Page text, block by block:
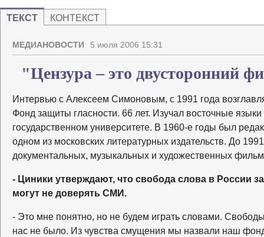
ТЕКСТ КОНТЕКСТ
МЕДИАНОВОСТИ 5 июля 2006 15:31
"Цензура – это двусторонний
Интервью с Алексеем Симоновым, с 1991 года
Фонд защиты гласности. 66 лет. Изучал восточные
государственном университете. В 1960-е годы был
одном из московских литературных издательств. До
документальных, музыкальных и художественных
- Циники утверждают, что свобода слова в России
могут не доверять СМИ.
- Это мне понятно, но не будем играть словами.
нас не было. Из чувства смущения мы назвали наш